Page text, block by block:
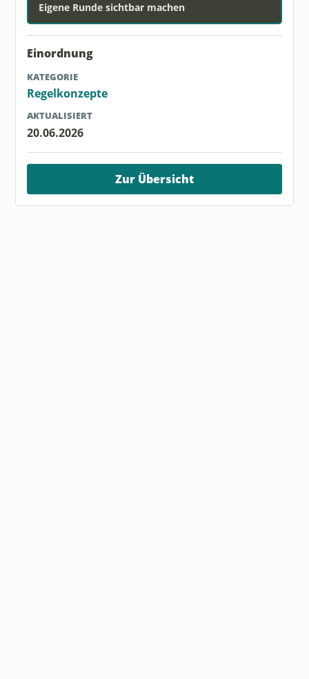
Eigene Runde sichtbar machen
Einordnung
KATEGORIE
Regelkonzepte
AKTUALISIERT
20.06.2026
Zur Übersicht